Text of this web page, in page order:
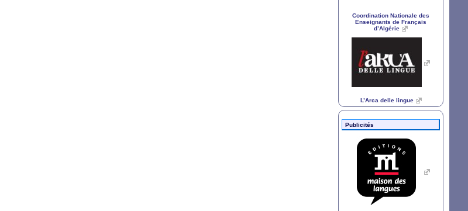
Coordination Nationale des
Enseignants de Français
d’Algérie
L’Arca delle lingue
Publicités